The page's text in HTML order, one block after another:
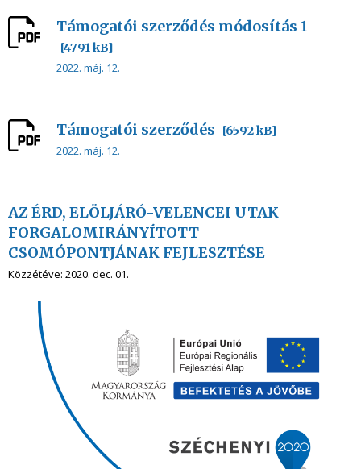
Támogatói szerződés módosítás 1
[4791 kB]
2022. máj. 12.
Támogatói szerződés
[6592 kB]
2022. máj. 12.
AZ ÉRD, ELÖLJÁRÓ-VELENCEI UTAK
FORGALOMIRÁNYÍTOTT
CSOMÓPONTJÁNAK FEJLESZTÉSE
Közzétéve: 2020. dec. 01.